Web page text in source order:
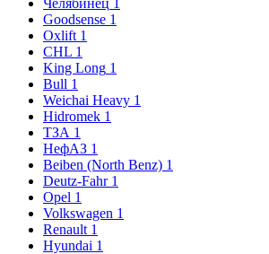
Челябинец 1
Goodsense 1
Oxlift 1
CHL 1
King Long 1
Bull 1
Weichai Heavy 1
Hidromek 1
ТЗА 1
НефАЗ 1
Beiben (North Benz) 1
Deutz-Fahr 1
Opel 1
Volkswagen 1
Renault 1
Hyundai 1